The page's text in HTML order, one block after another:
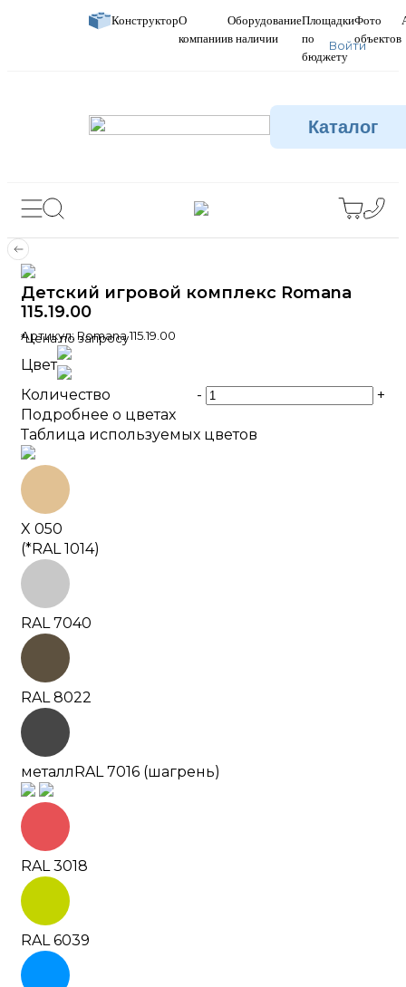
КонструкторО
компании
Оборудование
в наличии
Площадки
по
бюджету
Фото
объектов
Войти
Каталог
Детский игровой комплекс Romana
115.19.00
Артикул: Romana 115.19.00
*Цена по запросу
Цвет
Количество
-
+
Подробнее о цветах
Таблица используемых цветов
X 050
(*RAL 1014)
RAL 7040
RAL 8022
металлRAL 7016 (шагрень)
RAL 3018
RAL 6039